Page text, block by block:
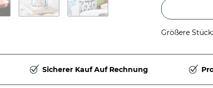
Größere
Sicherer Kauf Auf Rechnung